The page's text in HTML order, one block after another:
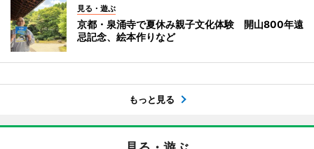
見る・遊ぶ
京都・泉涌寺で夏休み親子文化体験 開山800年遠
忌記念、絵本作りなど
もっと見る